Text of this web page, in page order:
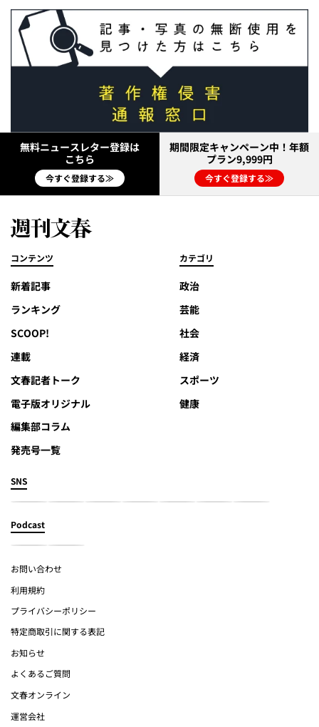
無料ニュースレター登録は
こちら
今すぐ登録する≫
期間限定キャンペーン中！年額
プラン9,999円
今すぐ登録する≫
コンテンツ
新着記事
ランキング
SCOOP!
連載
文春記者トーク
電子版オリジナル
編集部コラム
発売号一覧
カテゴリ
政治
芸能
社会
経済
スポーツ
健康
SNS
Podcast
お問い合わせ
利用規約
プライバシーポリシー
特定商取引に関する表記
お知らせ
よくあるご質問
文春オンライン
運営会社